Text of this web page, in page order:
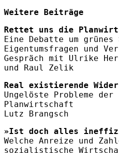
Weitere Beiträge
Rettet uns die
Eine Debatte um grünes
Eigentumsfragen und
Gespräch mit Ulrike
und Raul Zelik
Real existierende
Ungelöste Probleme
Planwirtschaft
Lutz Brangsch
»Ist doch alles
Welche Anreize und
sozialistische